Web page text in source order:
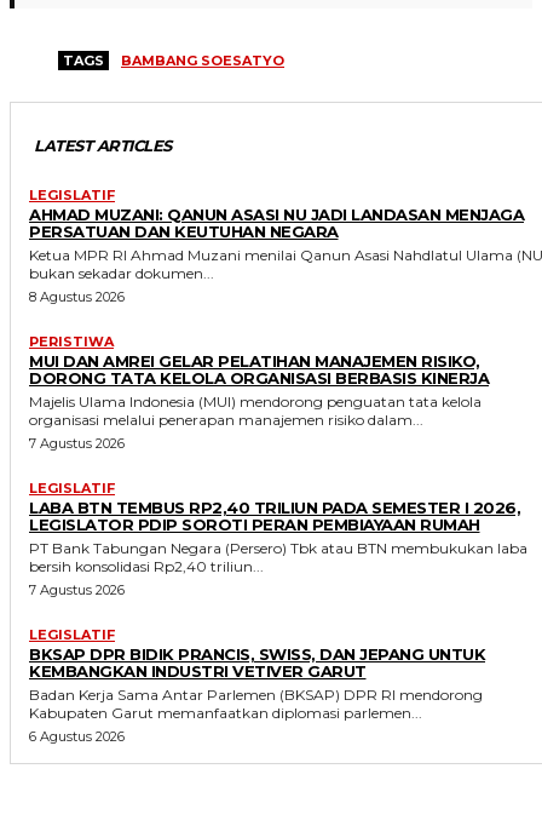
TAGS BAMBANG SOESATYO
LATEST ARTICLES
LEGISLATIF
AHMAD MUZANI: QANUN ASASI NU JADI LANDASAN MENJAGA
PERSATUAN DAN KEUTUHAN NEGARA
Ketua MPR RI Ahmad Muzani menilai Qanun Asasi Nahdlatul Ulama
bukan sekadar dokumen...
8 Agustus 2026
PERISTIWA
MUI DAN AMREI GELAR PELATIHAN MANAJEMEN RISIKO,
DORONG TATA KELOLA ORGANISASI BERBASIS KINERJA
Majelis Ulama Indonesia (MUI) mendorong penguatan tata kelola
organisasi melalui penerapan manajemen risiko dalam...
7 Agustus 2026
LEGISLATIF
LABA BTN TEMBUS RP2,40 TRILIUN PADA SEMESTER I 2026,
LEGISLATOR PDIP SOROTI PERAN PEMBIAYAAN RUMAH
PT Bank Tabungan Negara (Persero) Tbk atau BTN membukukan laba
bersih konsolidasi Rp2,40 triliun...
7 Agustus 2026
LEGISLATIF
BKSAP DPR BIDIK PRANCIS, SWISS, DAN JEPANG UNTUK
KEMBANGKAN INDUSTRI VETIVER GARUT
Badan Kerja Sama Antar Parlemen (BKSAP) DPR RI mendorong
Kabupaten Garut memanfaatkan diplomasi parlemen...
6 Agustus 2026